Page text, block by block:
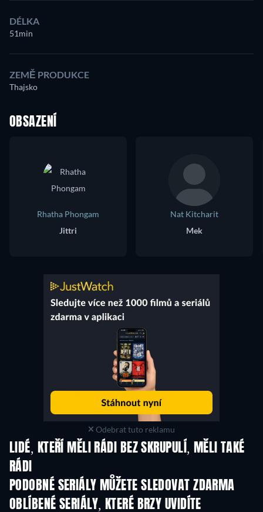
DÉLKA
51min
ZEMĚ PRODUKCE
Thajsko
OBSAZENÍ
Rhatha Phongam
Jittri
Nat Kitcharit
Mek
Odebrat tuto reklamu
LIDÉ, KTEŘÍ MĚLI RÁDI BEZ SKRUPULÍ, MĚLI TAKÉ
RÁDI
PODOBNÉ SERIÁLY MŮŽETE SLEDOVAT ZDARMA
OBLÍBENÉ SERIÁLY, KTERÉ BRZY UVIDÍTE
TV TV